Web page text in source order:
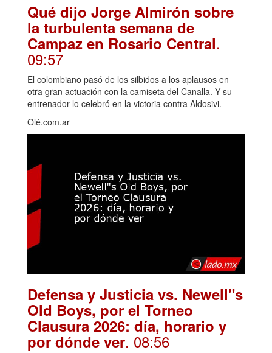
Qué dijo Jorge Almirón sobre
la turbulenta semana de
Campaz en Rosario Central.
09:57
El colombiano pasó de los silbidos a los aplausos en
otra gran actuación con la camiseta del Canalla. Y su
entrenador lo celebró en la victoria contra Aldosivi.
Olé.com.ar
Defensa y Justicia vs. Newell"s
Old Boys, por el Torneo
Clausura 2026: día, horario y
por dónde ver. 08:56